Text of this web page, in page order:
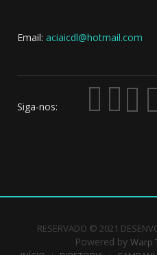
Email: aciaicdl@hotmail.com
Siga-nos:
RESERVADO © 2021
Powered by Warp